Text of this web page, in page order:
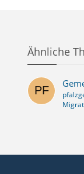
Ähnliche